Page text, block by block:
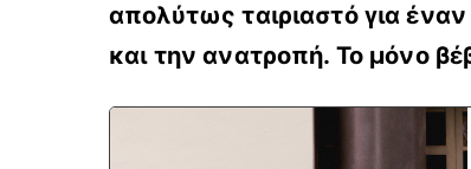
απολύτως ταιριαστό για
και την ανατροπή. Το μόνο